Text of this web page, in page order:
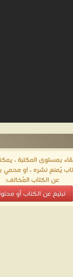
بمستوى المكتبة ،
يُمنع نشره ، او
عن الكتاب المُخالف:
تبليغ عن الكتاب أو